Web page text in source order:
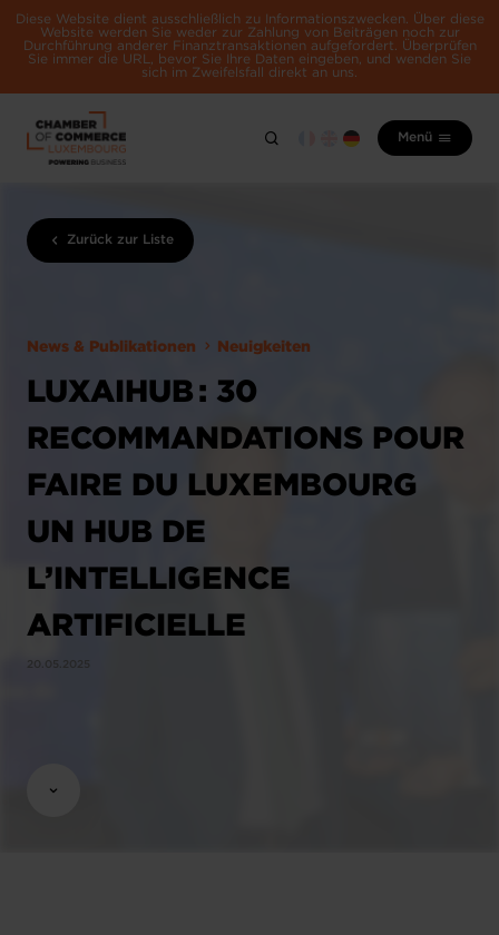
Diese Website dient ausschließlich zu Informationszwecken. Über diese
Website werden Sie weder zur Zahlung von Beiträgen noch zur
Durchführung anderer Finanztransaktionen aufgefordert. Überprüfen
Sie immer die URL, bevor Sie Ihre Daten eingeben, und wenden Sie
sich im Zweifelsfall direkt an uns.
Menü
Zurück zur Liste
News & Publikationen Neuigkeiten
LUXAIHUB : 30
RECOMMANDATIONS POUR
FAIRE DU LUXEMBOURG
UN HUB DE
L’INTELLIGENCE
ARTIFICIELLE
20.05.2025